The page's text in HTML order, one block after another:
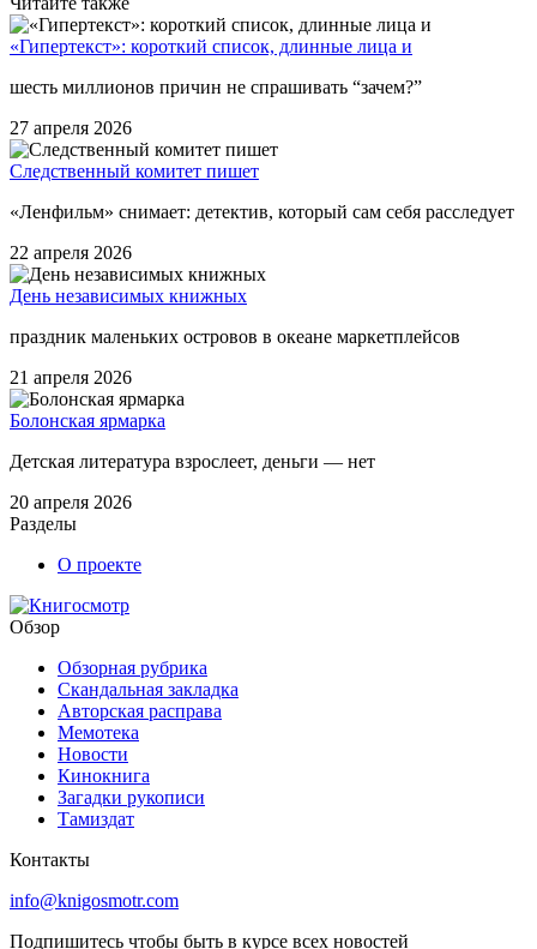
«Гипертекст»: короткий список, длинные лица и
шесть миллионов причин не спрашивать “зачем?”
27 апреля 2026
Следственный комитет пишет
«Ленфильм» снимает: детектив, который сам себя расследует
22 апреля 2026
День независимых книжных
праздник маленьких островов в океане маркетплейсов
21 апреля 2026
Болонская ярмарка
Детская литература взрослеет, деньги — нет
20 апреля 2026
Разделы
О проекте
Обзор
Обзорная рубрика
Скандальная закладка
Авторская расправа
Мемотека
Новости
Кинокнига
Загадки рукописи
Тамиздат
Контакты
info@knigosmotr.com
Подпишитесь чтобы быть в курсе всех новостей